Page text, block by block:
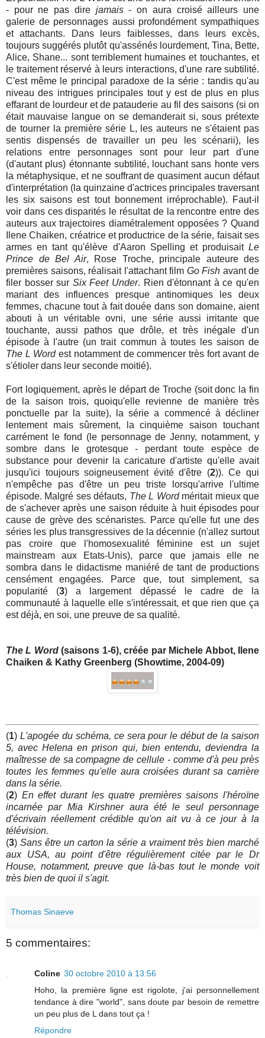
- pour ne pas direjamais- on aura croisé ailleurs une
galerie de personnages aussi profondément sympathiques
et attachants. Dans leurs faiblesses, dans leurs excès,
toujours suggérés plutôt qu'assénés lourdement, Tina, Bette,
Alice, Shane... sont terriblement humaines et touchantes, et
le traitement réservé à leurs interactions, d'une rare subtilité.
C'est même le principal paradoxe de la série : tandis qu'au
niveau des intrigues principales tout y est de plus en plus
effarant de lourdeur et de patauderie au fil des saisons (si on
était mauvaise langue on se demanderait si, sous prétexte
de tourner la première série L, les auteurs ne s'étaient pas
sentis dispensés de travailler un peu les scénarii), les
relations entre personnages sont pour leur part d'une
(d'autant plus) étonnante subtilité, louchant sans honte vers
la métaphysique, et ne souffrant de quasiment aucun défaut
d'interprétation (la quinzaine d'actrices principales traversant
les six saisons est tout bonnement irréprochable). Faut-il
voir dans ces disparités le résultat de la rencontre entre des
auteurs aux trajectoires diamétralement opposées ? Quand
Ilene Chaiken, créatrice et productrice de la série, faisait ses
armes en tant qu'élève d'Aaron Spelling et produisait Le
Prince de Bel Air, Rose Troche, principale auteure des
premières saisons, réalisait l'attachant film Go Fish avant de
filer bosser sur Six Feet Under. Rien d'étonnant à ce qu'en
mariant des influences presque antinomiques les deux
femmes, chacune tout à fait douée dans son domaine, aient
abouti à un véritable ovni, une série aussi irritante que
touchante, aussi pathos que drôle, et très inégale d'un
épisode à l'autre (un trait commun à toutes les saison de
The L Wordest notamment de commencer très fort avant de
s'étioler dans leur seconde moitié).
Fort logiquement, après le départ de Troche (soit donc la fin
de la saison trois, quoiqu'elle revienne de manière très
ponctuelle par la suite), la série a commencé à décliner
lentement mais sûrement, la cinquième saison touchant
carrément le fond (le personnage de Jenny, notamment, y
sombre dans le grotesque - perdant toute espèce de
substance pour devenir la caricature d'artiste qu'elle avait
jusqu'ici toujours soigneusement évité d'être (2)). Ce qui
n'empêche pas d'être un peu triste lorsqu'arrive l'ultime
épisode. Malgré ses défauts, The L Wordméritait mieux que
de s'achever après une saison réduite à huit épisodes pour
cause de grève des scénaristes. Parce qu'elle fut une des
séries les plus transgressives de la décennie (n'allez surtout
pas croire que l'homosexualité féminine est un sujet
mainstream aux Etats-Unis), parce que jamais elle ne
sombra dans le didactisme maniéré de tant de productions
censément engagées. Parce que, tout simplement, sa
popularité (3) a largement dépassé le cadre de la
communauté à laquelle elle s'intéressait, et que rien que ça
est déjà, en soi, une preuve de sa qualité.
The L Word(saisons 1-6), créée par Michele Abbot, Ilene
Chaiken & Kathy Greenberg (Showtime, 2004-09)
(1) L'apogée du schéma, ce sera pour le début de la saison
5, avec Helena en prison qui, bien entendu, deviendra la
maîtresse de sa compagne de cellule - comme d'à peu près
toutes les femmes qu'elle aura croisées durant sa carrière
dans la série.
(2) En effet durant les quatre premières saisons l'héroïne
incarnée par Mia Kirshner aura été le seul personnage
d'écrivain réellement crédible qu'on ait vu à ce jour à la
télévision.
(3) Sans être un carton la série a vraiment très bien marché
aux USA, au point d'être régulièrement citée par le Dr
House, notamment, preuve que là-bas tout le monde voit
très bien de quoi il s'agit.
Thomas Sinaeve
5 commentaires:
Coline 30 octobre 2010 à 13:56
Hoho, la première ligne est rigolote, j'ai personnellement
tendance à dire "world", sans doute par besoin de remettre
un peu plus de L dans tout ça !
Répondre